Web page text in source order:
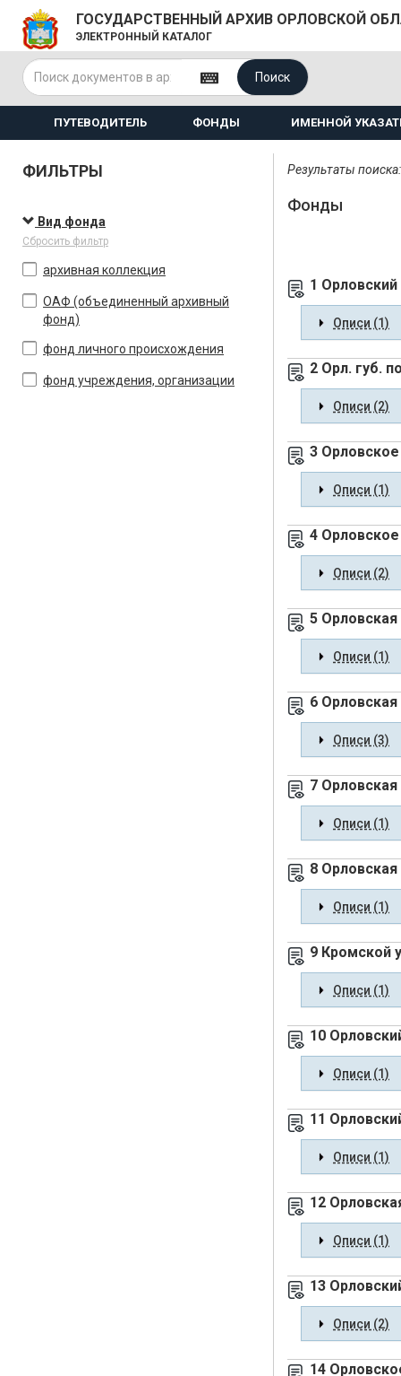
ГОСУДАРСТВЕННЫЙ АРХИВ ОРЛОВСКОЙ
ЭЛЕКТРОННЫЙ КАТАЛОГ
Поиск
ПУТЕВОДИТЕЛЬ ФОНДЫ ИМЕННОЙ
ФИЛЬТРЫ
Вид фонда
Сбросить фильтр
архивная коллекция
ОАФ (объединенный архивный
фонд)
фонд личного происхождения
фонд учреждения, организации
Результаты
Фонды
1
Описи (1)
2 Орл. губ.
Описи (2)
3 Орловское
Описи (1)
4
Описи (2)
5 Орловская
Описи (1)
6
Описи (3)
7 Орловская
Описи (1)
8
Описи (1)
9 Кромской
Описи (1)
10
Описи (1)
11
Описи (1)
12
Описи (1)
13
Описи (2)
14